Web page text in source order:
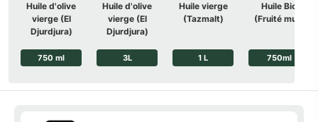
Huile d'olive
vierge (El
Djurdjura)
750 ml
Huile d'olive
vierge (El
Djurdjura)
3L
Huile vierge
(Tazmalt)
1 L
Huile Bio
(Fruité mur)
750ml